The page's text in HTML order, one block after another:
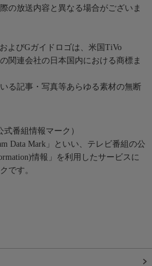
の放送内容と異なる場合がございま
よびGガイドロゴは、米国TiVo
関連会社の日本国内における商標ま
る記事・写真等あらゆる素材の無断
式番組情報マーク）
Data Mark」といい、テレビ番組の公
情報」を利用したサービスに
です。